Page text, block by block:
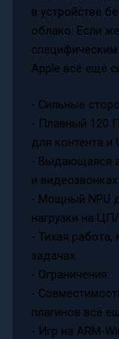
в устройстве
облако. Если
Apple всё ещё
- Сильные
- Плавный 120
для контента и
- Выдающаяся
и видеозвонках
- Мощный NPU
нагрузки на
- Тихая работа,
задачах
- Ограничения:
-
плагинов всё
- Игр на